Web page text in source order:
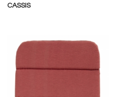
CASSIS